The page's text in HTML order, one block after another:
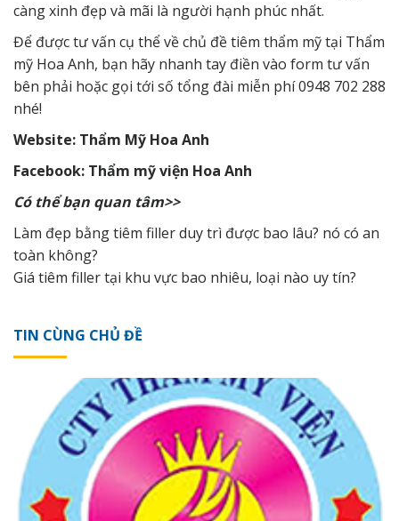
càng xinh đẹp và mãi là người hạnh phúc nhất.
Để được tư vấn cụ thể về chủ đề tiêm thẩm mỹ tại Thẩm
mỹ Hoa Anh, bạn hãy nhanh tay điền vào form tư vấn
bên phải hoặc gọi tới số tổng đài miễn phí 0948 702 288
nhé!
Website: Thẩm Mỹ Hoa Anh
Facebook: Thẩm mỹ viện Hoa Anh
Có thể bạn quan tâm>>
Làm đẹp bằng tiêm filler duy trì được bao lâu? nó có an
toàn không?
Giá tiêm filler tại khu vực bao nhiêu, loại nào uy tín?
TIN CÙNG CHỦ ĐỀ